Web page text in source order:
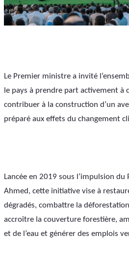
Le Premier ministre a invité
le pays à prendre part activement à
contribuer à la construction d’un
préparé aux effets du changement
Lancée en 2019 sous l’impulsion
Ahmed, cette initiative vise à
dégradés, combattre la
accroître la couverture forestière,
et de l’eau et générer des emplois